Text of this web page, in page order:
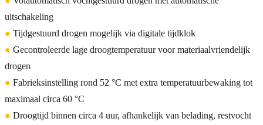
uitschakeling
● Tijdgestuurd drogen mogelijk via digitale tijdklok
● Gecontroleerde lage droogtemperatuur voor materiaalvriendelijk
drogen
● Fabrieksinstelling rond 52 °C met extra temperatuurbewaking tot
maximaal circa 60 °C
● Droogtijd binnen circa 4 uur, afhankelijk van belading, restvocht